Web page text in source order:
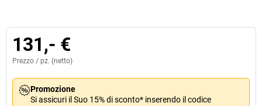
131,- €
Prezzo / pz. (netto)
Promozione
Si assicuri il Suo 15% di sconto* inserendo il codice